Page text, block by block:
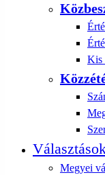
Kis
Megyei